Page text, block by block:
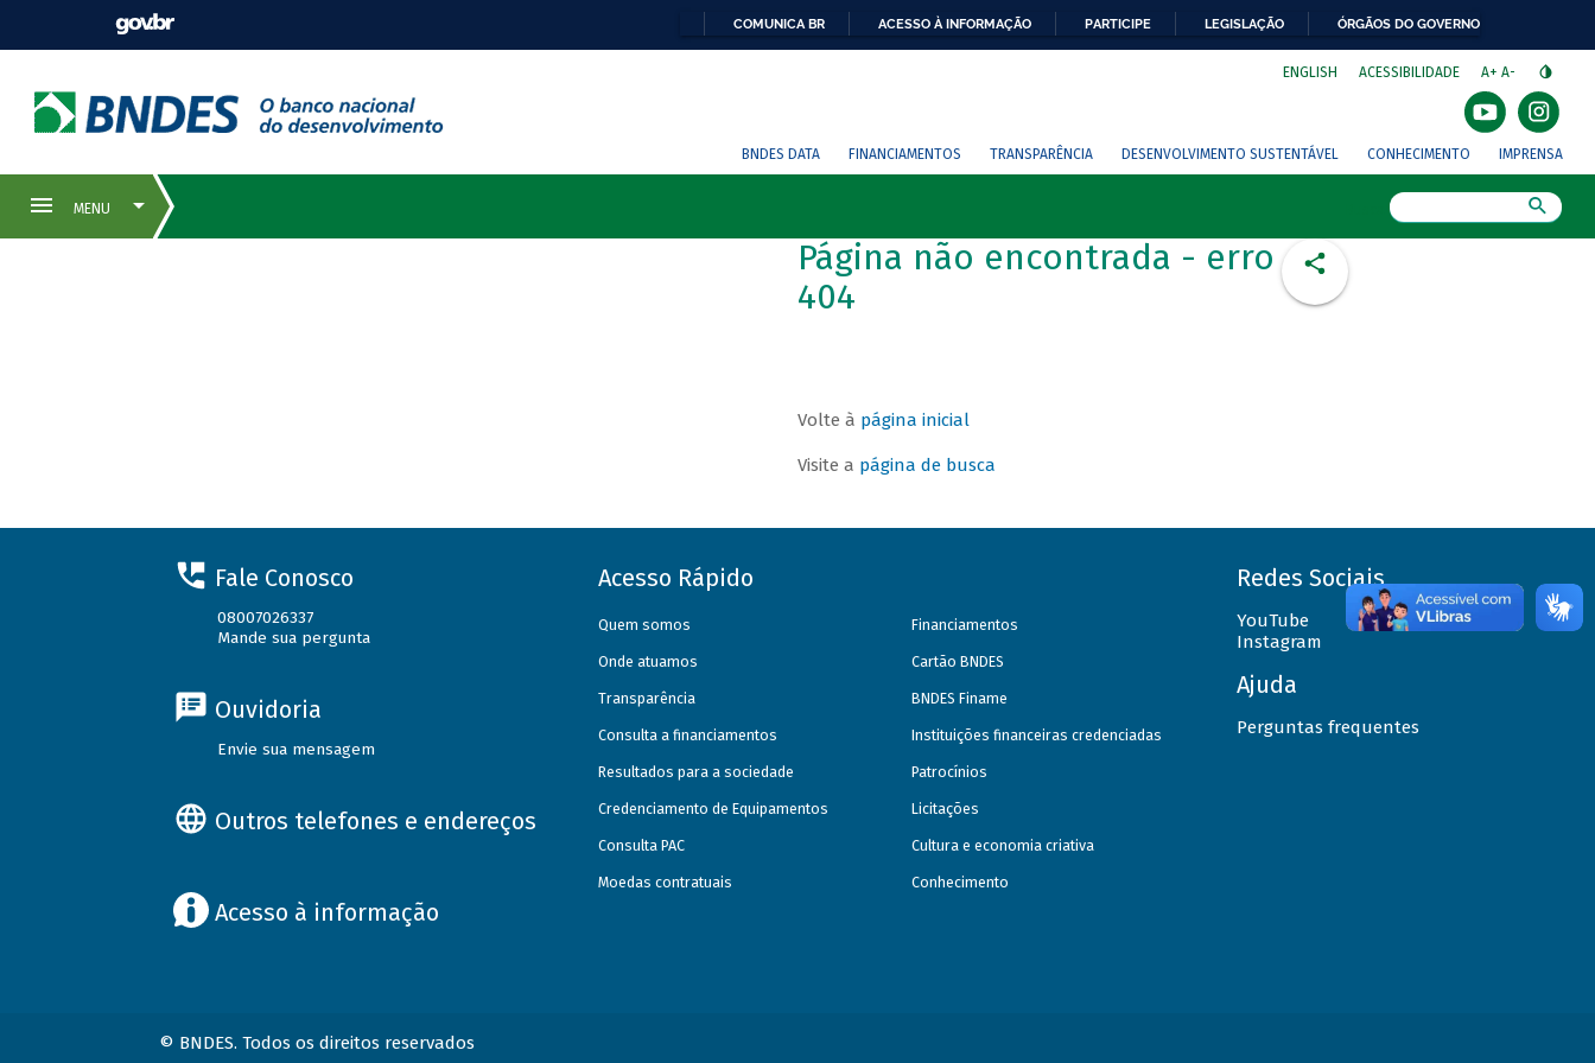
COMUNICA BR ACESSO À INFORMAÇÃO PARTICIPE LEGISLAÇÃO ÓRGÃOS DO GOVERNO
ENGLISH ACESSIBILIDADE A+ A-
BNDES DATA FINANCIAMENTOS TRANSPARÊNCIA DESENVOLVIMENTO SUSTENTÁVEL CONHECIMENTO IMPRENSA
Página não encontrada - erro
404
Volte à página inicial
Visite a página de busca
Fale Conosco
08007026337
Mande sua pergunta
Ouvidoria
Envie sua mensagem
Outros telefones e endereços
Acesso à informação
Acesso Rápido
Quem somos
Onde atuamos
Transparência
Consulta a financiamentos
Resultados para a sociedade
Credenciamento de Equipamentos
Consulta PAC
Moedas contratuais
Financiamentos
Cartão BNDES
BNDES Finame
Instituições financeiras credenciadas
Patrocínios
Licitações
Cultura e economia criativa
Conhecimento
Redes Sociais
YouTube
Instagram
Ajuda
Perguntas frequentes
© BNDES. Todos os direitos reservados